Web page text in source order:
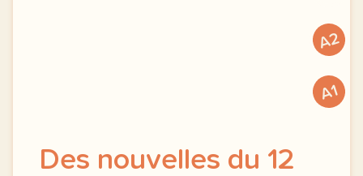
A2
A1
Des nouvelles du 12